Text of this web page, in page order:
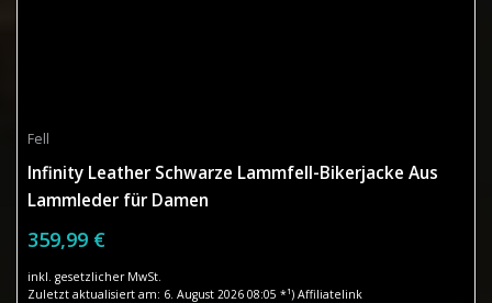
Fell
Infinity Leather Schwarze Lammfell-Bikerjacke Aus
Lammleder für Damen
359,99 €
inkl. gesetzlicher MwSt.
Zuletzt aktualisiert am: 6. August 2026 08:05 *¹) Affiliatelink